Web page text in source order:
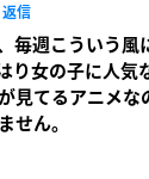
返信
毎週こういう風
り女の子に人気
見てるアニメな
せん。